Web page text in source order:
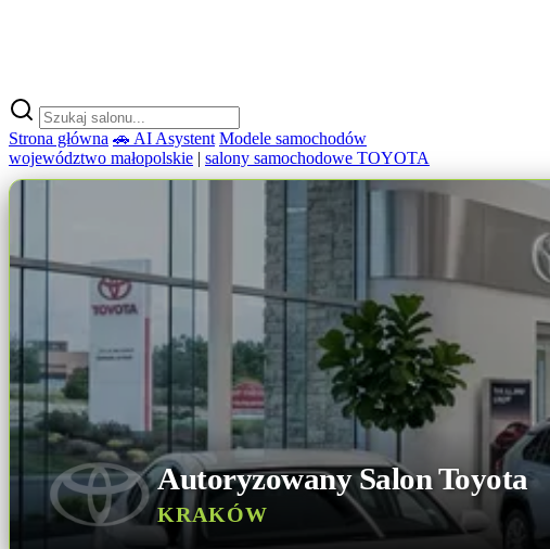
Strona główna 🚗 AI Asystent Modele samochodów
województwo małopolskie | salony samochodowe TOYOTA
Autoryzowany Salon Toyota
KRAKÓW